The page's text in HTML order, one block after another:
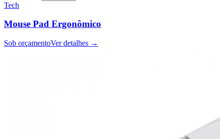
Tech
Mouse Pad Ergonômico
Sob orçamentoVer detalhes →